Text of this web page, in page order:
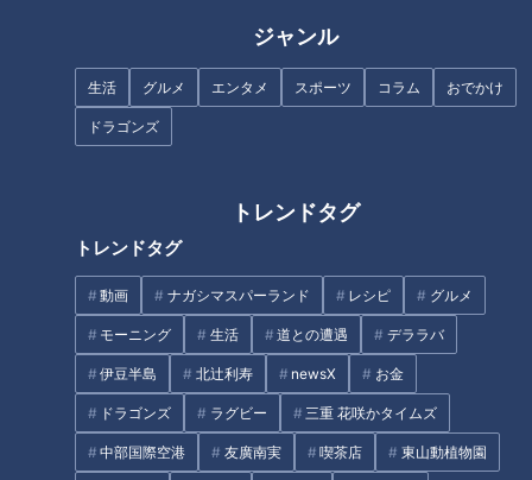
ジャンル
生活 グルメ エンタメ スポーツ コラム おでかけ
ドラゴンズ
トレンドタグ
トレンドタグ
動画 ナガシマスパーランド レシピ グルメ
モーニング 生活 道との遭遇 デララバ
伊豆半島 北辻利寿 newsX お金
ドラゴンズ ラグビー 三重 花咲かタイムズ
中部国際空港 友廣南実 喫茶店 東山動植物園
1日10本は食べられる！？大量
健康や睡眠が気になる。人気を
集めるカフェインレス商品
旬の「キビナゴ」
グルメ チャント！